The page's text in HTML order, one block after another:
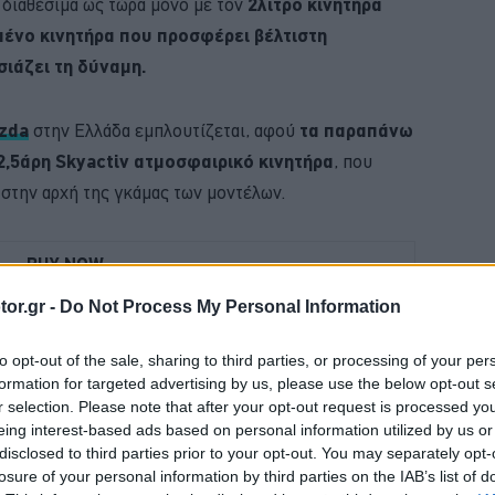
- Do Not Process My Personal Information
opt-out of the sale, sharing to third parties, or processing of your
for targeted advertising by us, please use the below opt-out
selection. Please note that after your opt-out request is processed
interest-based ads based on personal information utilized by us
to third parties prior to your opt-out. You may separately
of your personal information by third parties on the IAB’s list of
κινητήρα που προσφέρει βέλτιστη
τη δύναμη.
στην Ελλάδα εμπλουτίζεται, αφού τα παραπάνω
Skyactiv ατμοσφαιρικό κινητήρα, που
αρχή της γκάμας των μοντέλων.
BUY NOW
ΟΙ ΕΙΔΗΣΕΙΣ ΣΤΗΝ ΕΛΛΑΔΑ ΚΑΙ ΣΤΟΝ ΚΟΣΜΟ
ΝΕΑ MERCEDES GLB
ΤΑ ΝΕΑ ΜΟΝΤΕΛΑ ΤΗΣ BMW
4 ΕΠΙΣΤΡΕΦΕΙ -ΠΟΣΟ ΚΟΣΤΙΖΕΙ